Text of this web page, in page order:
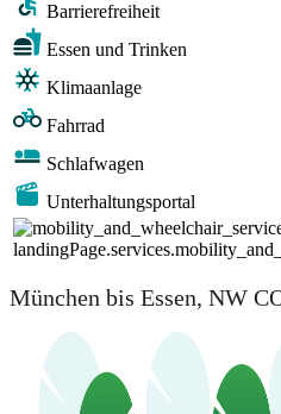
Barrierefreiheit
Essen und Trinken
Klimaanlage
Fahrrad
Schlafwagen
Unterhaltungsportal
München bis Essen, NW